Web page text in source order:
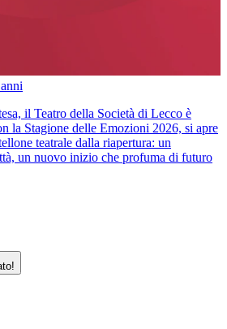
il Teatro della Società di Lecco è
la Stagione delle Emozioni 2026, si apre
teatrale dalla riapertura: un
un nuovo inizio che profuma di futuro